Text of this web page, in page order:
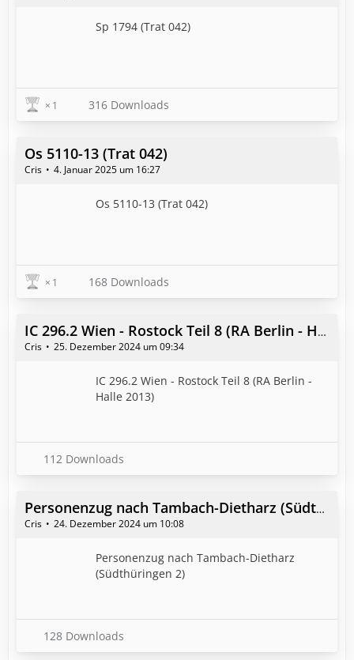
Sp 1794 (Trat 042)
1 316 Downloads
Os 5110-13 (Trat 042)
Cris 4. Januar 2025 um 16:27
Os 5110-13 (Trat 042)
1 168 Downloads
IC 296.2 Wien - Rostock Teil 8 (RA Berlin - Halle 2013)
Cris 25. Dezember 2024 um 09:34
IC 296.2 Wien - Rostock Teil 8 (RA Berlin -
Halle 2013)
112 Downloads
Personenzug nach Tambach-Dietharz (Südthüringen 2)
Cris 24. Dezember 2024 um 10:08
Personenzug nach Tambach-Dietharz
(Südthüringen 2)
128 Downloads